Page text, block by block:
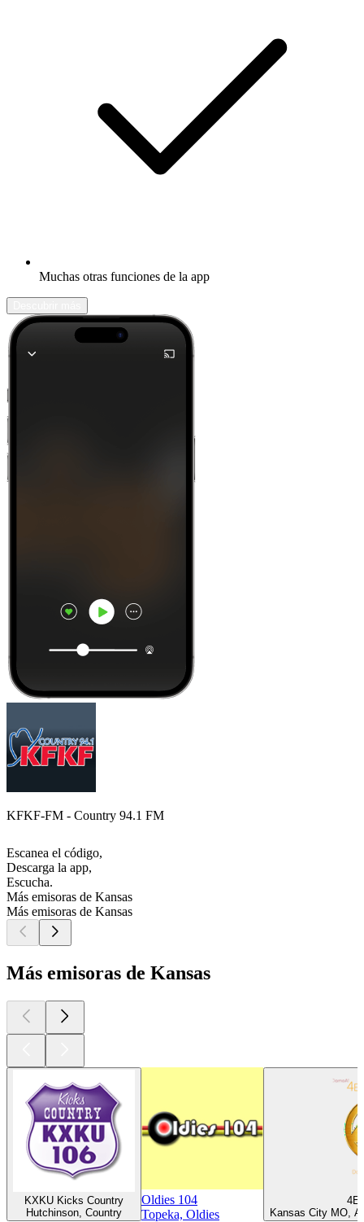
Muchas otras funciones de la app
KFKF-FM - Country 94.1 FM
Escanea el código,
Descarga la app,
Escucha.
Más emisoras de Kansas
Más emisoras de Kansas
Más emisoras de Kansas
KXKU Kicks Country
Hutchinson, Country
Oldies 104
Topeka, Oldies
Kansas City MO,